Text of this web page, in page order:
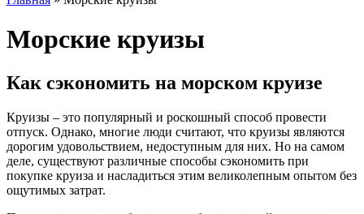
Морские круизы
Как сэкономить на морском круизе
Круизы – это популярный и роскошный способ провести
отпуск. Однако, многие люди считают, что круизы являются
дорогим удовольствием, недоступным для них. Но на самом
деле, существуют различные способы сэкономить при
покупке круиза и насладиться этим великолепным опытом без
ощутимых затрат.